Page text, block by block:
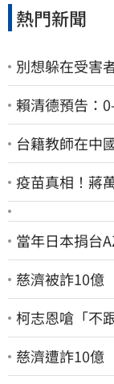
熱門新聞
別想躲在受害
賴清德預告：
台籍教師在中
疫苗真相！蔣
當年日本捐台
慈濟被詐10億
柯志恩嗆「不
慈濟遭詐10